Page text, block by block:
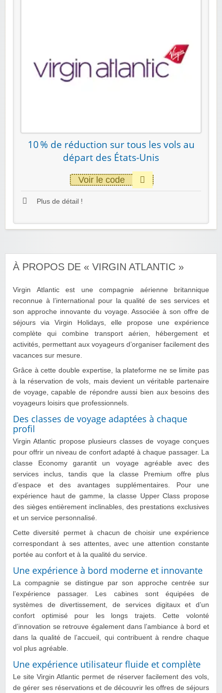
10 % de réduction sur tous les vols au
départ des États-Unis
Voir le code
Plus de détail !
À PROPOS DE « VIRGIN ATLANTIC »
Virgin Atlantic est une compagnie aérienne britannique
reconnue à l’international pour la qualité de ses services et
son approche innovante du voyage. Associée à son offre de
séjours via Virgin Holidays, elle propose une expérience
complète qui combine transport aérien, hébergement et
activités, permettant aux voyageurs d’organiser facilement des
vacances sur mesure.
Grâce à cette double expertise, la plateforme ne se limite pas
à la réservation de vols, mais devient un véritable partenaire
de voyage, capable de répondre aussi bien aux besoins des
voyageurs loisirs que professionnels.
Des classes de voyage adaptées à chaque
profil
Virgin Atlantic propose plusieurs classes de voyage conçues
pour offrir un niveau de confort adapté à chaque passager. La
classe Economy garantit un voyage agréable avec des
services inclus, tandis que la classe Premium offre plus
d’espace et des avantages supplémentaires. Pour une
expérience haut de gamme, la classe Upper Class propose
des sièges entièrement inclinables, des prestations exclusives
et un service personnalisé.
Cette diversité permet à chacun de choisir une expérience
correspondant à ses attentes, avec une attention constante
portée au confort et à la qualité du service.
Une expérience à bord moderne et innovante
La compagnie se distingue par son approche centrée sur
l’expérience passager. Les cabines sont équipées de
systèmes de divertissement, de services digitaux et d’un
confort optimisé pour les longs trajets. Cette volonté
d’innovation se retrouve également dans l’ambiance à bord et
dans la qualité de l’accueil, qui contribuent à rendre chaque
vol plus agréable.
Une expérience utilisateur fluide et complète
Le site Virgin Atlantic permet de réserver facilement des vols,
de gérer ses réservations et de découvrir les offres de séjours